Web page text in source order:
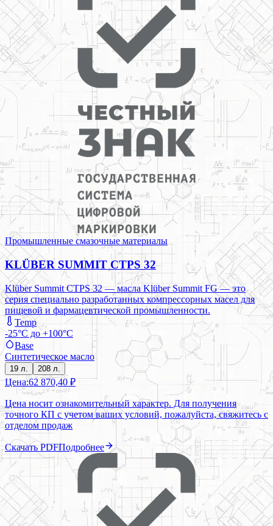
Промышленные смазочные материалы
KLÜBER SUMMIT CTPS 32
Klüber Summit CTPS 32 — масла Klüber Summit FG — это
серия специально разработанных компрессорных масел для
пищевой и фармацевтической промышленности.
Temp
-25°C до +100°C
Base
Синтетическое масло
19 л. 208 л.
Цена:62 870,40 ₽
Цена носит ознакомительный характер. Для получения
точного КП с учетом ваших условий, пожалуйста, свяжитесь с
отделом продаж
Скачать PDFПодробнее